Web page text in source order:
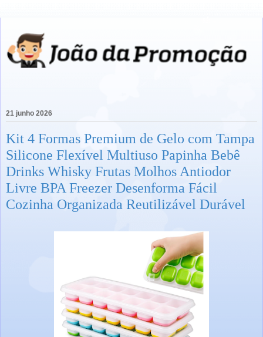
21 junho 2026
Kit 4 Formas Premium de Gelo com Tampa
Silicone Flexível Multiuso Papinha Bebê
Drinks Whisky Frutas Molhos Antiodor
Livre BPA Freezer Desenforma Fácil
Cozinha Organizada Reutilizável Durável